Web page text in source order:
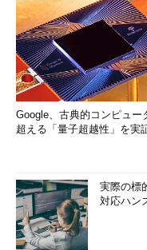
Google、古典的コンピュー
超える「量子超越性」を実
実際の標
対応ハン